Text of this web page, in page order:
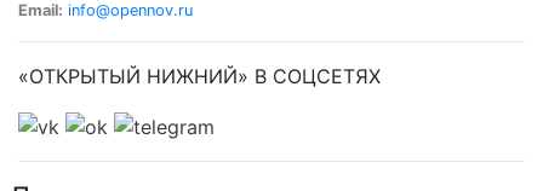
Email: info@opennov.ru
«ОТКРЫТЫЙ НИЖНИЙ» В СОЦСЕТЯХ